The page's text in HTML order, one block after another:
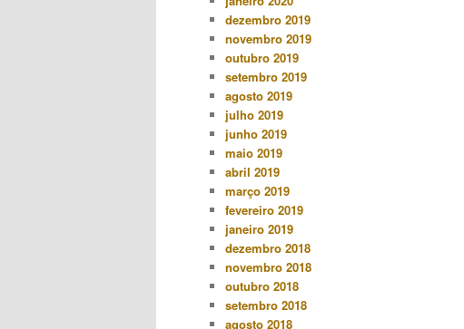
dezembro 2019
novembro 2019
outubro 2019
setembro 2019
agosto 2019
julho 2019
junho 2019
maio 2019
abril 2019
março 2019
fevereiro 2019
janeiro 2019
dezembro 2018
novembro 2018
outubro 2018
setembro 2018
agosto 2018